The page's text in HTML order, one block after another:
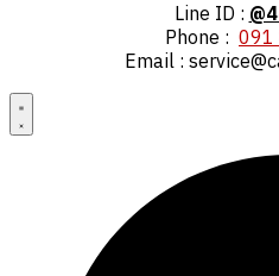
Line ID :
Phone : 091
Email :